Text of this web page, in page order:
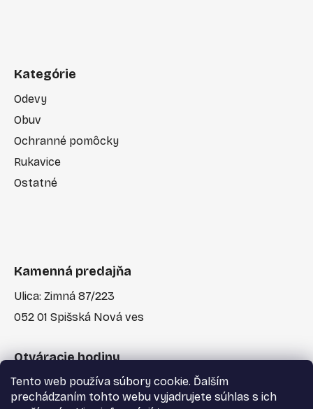
Tento web používa súbory cookie. Ďalším
prechádzaním tohto webu vyjadrujete súhlas s ich
Kategórie
Odevy
Obuv
Ochranné pomôcky
Rukavice
Ostatné
Kamenná predajňa
Ulica: Zimná 87/223
052 01 Spišská Nová ves
Otváracie hodiny
Po-Pia: 7:30 - 17:00